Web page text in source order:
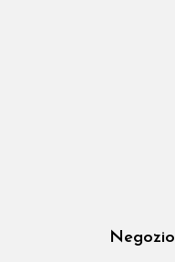
Negozio